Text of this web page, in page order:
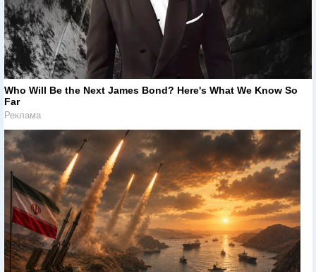
Who Will Be the Next James Bond? Here's What We Know So
Far
Реклама